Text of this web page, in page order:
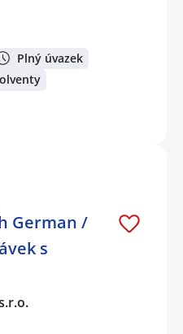
Plný úvazek
German /
s